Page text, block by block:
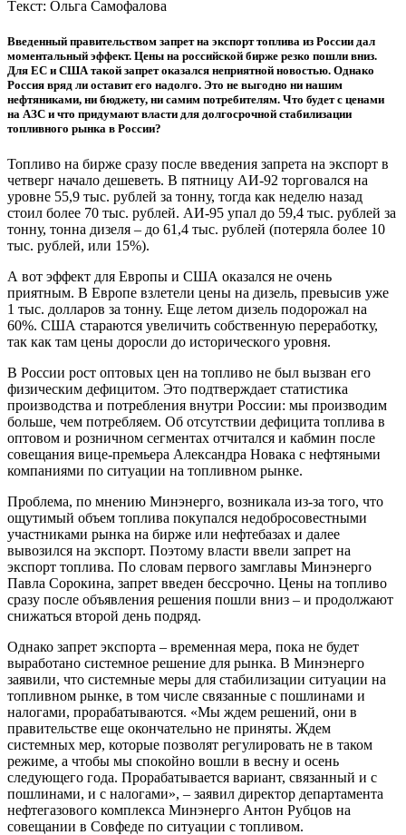
Tекст: Ольга Самофалова
Введенный правительством запрет на экспорт топлива из России дал
моментальный эффект. Цены на российской бирже резко пошли вниз.
Для ЕС и США такой запрет оказался неприятной новостью. Однако
Россия вряд ли оставит его надолго. Это не выгодно ни нашим
нефтяниками, ни бюджету, ни самим потребителям. Что будет с ценами
на АЗС и что придумают власти для долгосрочной стабилизации
топливного рынка в России?
Топливо на бирже сразу после введения запрета на экспорт в
четверг начало дешеветь. В пятницу АИ-92 торговался на
уровне 55,9 тыс. рублей за тонну, тогда как неделю назад
стоил более 70 тыс. рублей. АИ-95 упал до 59,4 тыс. рублей за
тонну, тонна дизеля – до 61,4 тыс. рублей (потеряла более 10
тыс. рублей, или 15%).
А вот эффект для Европы и США оказался не очень
приятным. В Европе взлетели цены на дизель, превысив уже
1 тыс. долларов за тонну. Еще летом дизель подорожал на
60%. США стараются увеличить собственную переработку,
так как там цены доросли до исторического уровня.
В России рост оптовых цен на топливо не был вызван его
физическим дефицитом. Это подтверждает статистика
производства и потребления внутри России: мы производим
больше, чем потребляем. Об отсутствии дефицита топлива в
оптовом и розничном сегментах отчитался и кабмин после
совещания вице-премьера Александра Новака с нефтяными
компаниями по ситуации на топливном рынке.
Проблема, по мнению Минэнерго, возникала из-за того, что
ощутимый объем топлива покупался недобросовестными
участниками рынка на бирже или нефтебазах и далее
вывозился на экспорт. Поэтому власти ввели запрет на
экспорт топлива. По словам первого замглавы Минэнерго
Павла Сорокина, запрет введен бессрочно. Цены на топливо
сразу после объявления решения пошли вниз – и продолжают
снижаться второй день подряд.
Однако запрет экспорта – временная мера, пока не будет
выработано системное решение для рынка. В Минэнерго
заявили, что системные меры для стабилизации ситуации на
топливном рынке, в том числе связанные с пошлинами и
налогами, прорабатываются. «Мы ждем решений, они в
правительстве еще окончательно не приняты. Ждем
системных мер, которые позволят регулировать не в таком
режиме, а чтобы мы спокойно вошли в весну и осень
следующего года. Прорабатывается вариант, связанный и с
пошлинами, и с налогами», – заявил директор департамента
нефтегазового комплекса Минэнерго Антон Рубцов на
совещании в Совфеде по ситуации с топливом.